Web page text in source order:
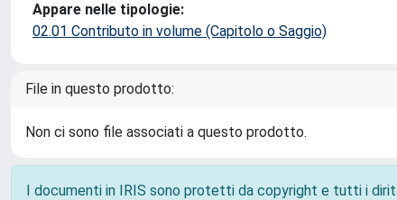
Appare nelle tipologie:
02.01 Contributo in volume (Capitolo o Saggio)
File in questo prodotto:
Non ci sono file associati a questo prodotto.
I documenti in IRIS sono protetti da copyright e tutti i